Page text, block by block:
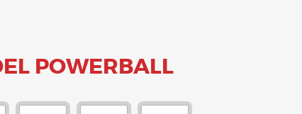
POWERBALL